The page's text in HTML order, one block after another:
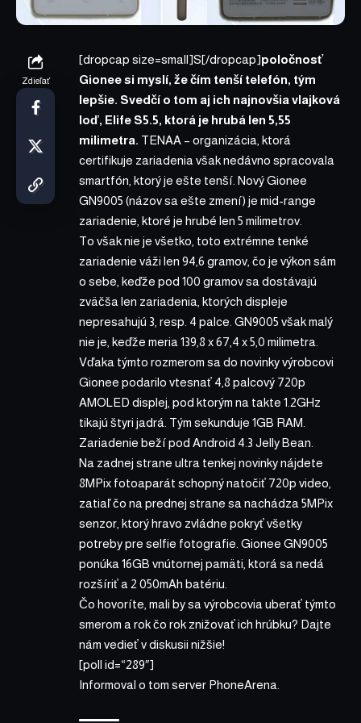
Zdieľať
[dropcap size=small]S[/dropcap]poločnosť
Gionee si myslí, že čím tenší telefón, tým
lepšie. Svedčí o tom aj ich najnovšia vlajková
loď, Elife S5.5, ktorá je hrubá len 5,55
milimetra. TENAA – organizácia, ktorá
certifikuje zariadenia však nedávno spracovala
smartfón, ktorý je ešte tenší. Nový Gionee
GN9005 (názov sa ešte zmení) je mid-range
zariadenie, ktoré je hrubé len 5 milimetrov.
To však nie je všetko, toto extrémne tenké
zariadenie váži len 94,6 gramov, čo je výkon sám
o sebe, keďže pod 100 gramov sa dostávajú
zväčša len zariadenia, ktorých displeje
nepresahujú 3, resp. 4 palce. GN9005 však malý
nie je, keďže meria 139,8 x 67,4 x 5,0 milimetra.
Vďaka týmto rozmerom sa do novinky výrobcovi
Gionee podarilo vtesnať 4,8 palcový 720p
AMOLED displej, pod ktorým na takte 1.2GHz
tikajú štyri jadrá. Tým sekunduje 1GB RAM.
Zariadenie beží pod Android 4.3 Jelly Bean.
Na zadnej strane ultra tenkej novinky nájdete
8MPix fotoaparát schopný natočiť 720p video,
zatiaľ čo na prednej strane sa nachádza 5MPix
senzor, ktorý hravo zvládne pokryť všetky
potreby pre selfie fotografie. Gionee GN9005
ponúka 16GB vnútornej pamäti, ktorá sa nedá
rozšíriť a 2 050mAh batériu.
Čo hovoríte, mali by sa výrobcovia uberať týmto
smerom a rok čo rok znižovať ich hrúbku? Dajte
nám vedieť v diskusii nižšie!
[poll id=“289″]
Informoval o tom server PhoneArena.